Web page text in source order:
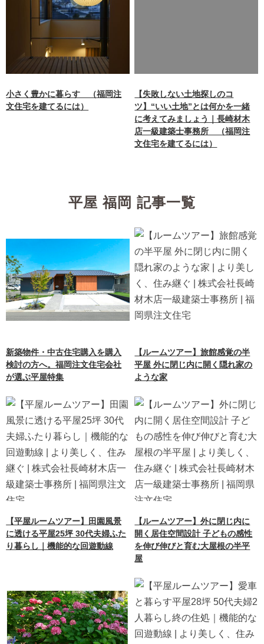
小さく豊かに暮らす （福岡注
文住宅を建てるには）
content/themes/nagasaki/f
unctions.phpon line
【失敗しない土地探しのコ
ツ】“いい土地”とは何かを一緒
に考えてみましょう｜長崎材木
店一級建築士事務所 （福岡注
文住宅を建てるには）
平屋 福岡 記事一覧
新築物件・中古住宅購入を購入
検討の方へ。福岡注文住宅会社
が選ぶ平屋特集
【ルームツアー】旅館感覚の半
平屋 外に閉じ内に開く隠れ家の
ような家
【平屋ルームツアー】田園風景
に透ける平屋25坪 30代夫婦ふた
り暮らし｜機能的な回遊動線
【ルームツアー】外に閉じ内に
開く居住空間設計 子どもの感性
を伸び伸びと育む大屋根の半平
屋